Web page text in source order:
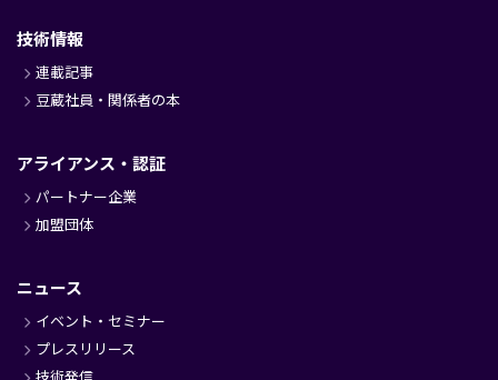
技術情報
連載記事
豆蔵社員・関係者の本
アライアンス・認証
パートナー企業
加盟団体
ニュース
イベント・セミナー
プレスリリース